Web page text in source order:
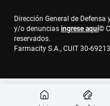
Dirección General de
y/o denuncias ingrese aquí©
reservados.
Farmacity S.A., CUIT 30-